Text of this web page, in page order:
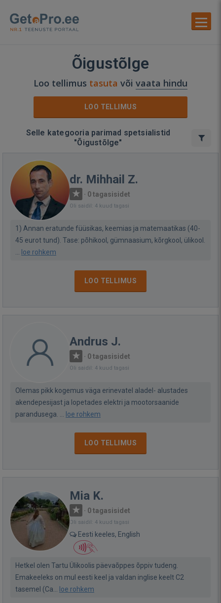
Õigustõlge
Loo tellimus tasuta või vaata hindu
LOO TELLIMUS
Selle kategooria parimad spetsialistid
"Õigustõlge"
dr. Mihhail Z.
· 0 tagasisidet
Oli saidil: 4 kuud tagasi
1) Annan eratunde füüsikas, keemias ja matemaatikas (40-
45 eurot tund). Tase: põhikool, gümnaasium, kõrgkool, ülikool.
loe rohkem
LOO TELLIMUS
Andrus J.
· 0 tagasisidet
Oli saidil: 4 kuud tagasi
Olemas pikk kogemus väga erinevatel aladel- alustades
akendepesijast ja lopetades elektri ja mootorsaanide
parandusega. ...
loe rohkem
LOO TELLIMUS
Mia K.
· 0 tagasisidet
Oli saidil: 4 kuud tagasi
Eesti keeles, English
Hetkel olen Tartu Ülikoolis päevaõppes õppiv tudeng.
Emakeeleks on mul eesti keel ja valdan inglise keelt C2
tasemel (Ca...
loe rohkem